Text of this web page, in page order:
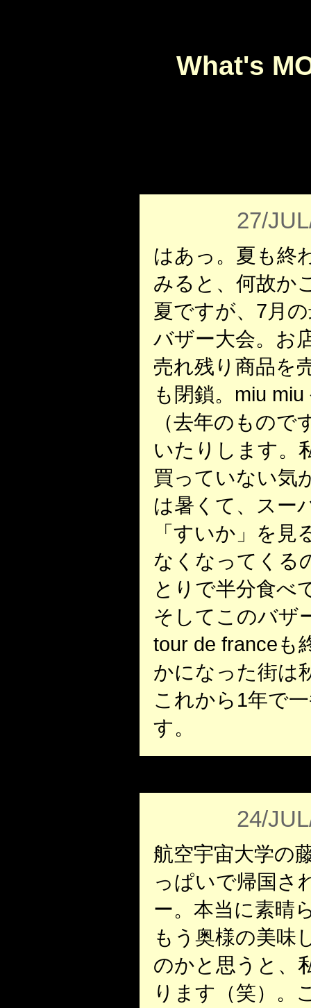
What's
27/
はあっ。夏も終
みると、何故か
夏ですが、7月
バザー大会。お
売れ残り商品を
も閉鎖。miu
（去年のもので
いたりします。
買っていない気
は暑くて、スー
「すいか」を
なくなってくる
とりで半分食べ
そしてこのバザ
tour de franceも
かになった街は
これから1年で
す。
24/
航空宇宙大学の
っぱいで帰国さ
ー。本当に素晴
もう奥様の美味
のかと思うと、
ります（笑）。